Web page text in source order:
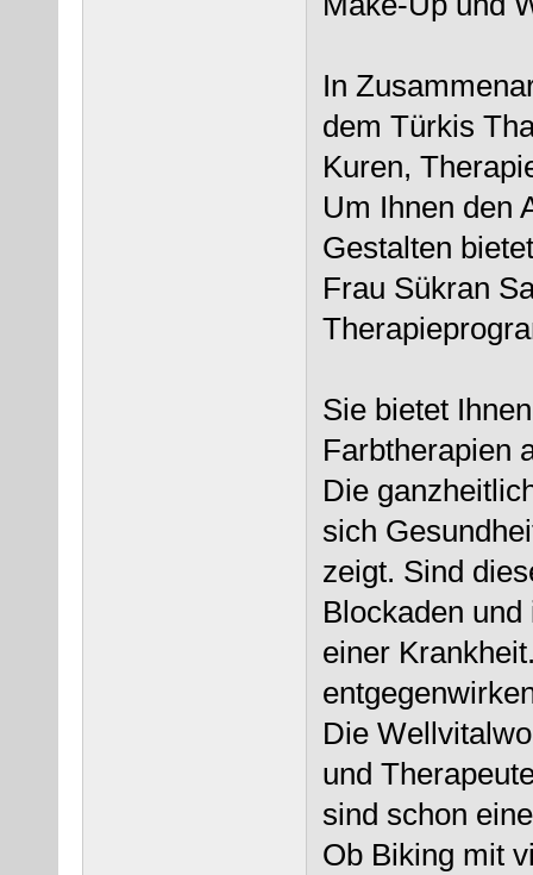
In
dem Türkis
Kuren,
Um Ihnen den
Gestalten
Frau Sükran
Sie bietet
Farbtherapien
Die
sich
zeigt. Sind
Blockaden
einer
Die
und
sind schon
Ob Biking mit